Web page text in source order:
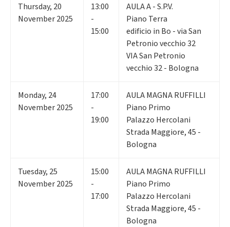
Thursday, 20
November 2025
13:00
-
15:00
AULA A - S.P.V.
Piano Terra
edificio in Bo - via San
Petronio vecchio 32
VIA San Petronio
vecchio 32 - Bologna
Monday, 24
November 2025
17:00
-
19:00
AULA MAGNA RUFFILLI
Piano Primo
Palazzo Hercolani
Strada Maggiore, 45 -
Bologna
Tuesday, 25
November 2025
15:00
-
17:00
AULA MAGNA RUFFILLI
Piano Primo
Palazzo Hercolani
Strada Maggiore, 45 -
Bologna